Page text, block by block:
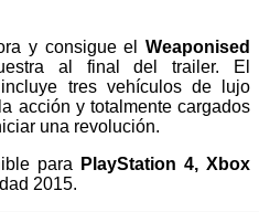
y consigue el Weaponised
al final del trailer. El
tres vehículos de lujo
acción y totalmente cargados
una revolución.
para
PlayStation 4, Xbox
2015.